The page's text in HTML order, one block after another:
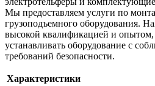
Мы предоставляем услуги по
грузоподъемного оборудования.
высокой квалификацией и опытом,
устанавливать оборудование с
требований безопасности.
Характеристики